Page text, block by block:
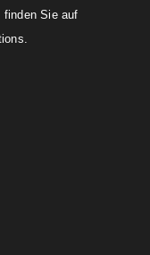
finden Sie auf